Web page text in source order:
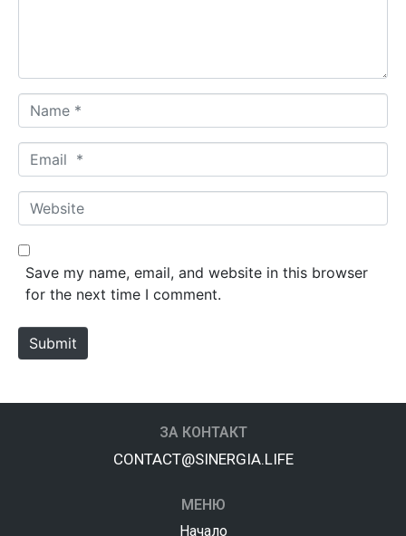
a
m
*
m
a
*
W
e
b
e
Save my name, email, and website in this browser
for the next time I comment.
Submit
ЗА КОНТАКТ
CONTACT@SINERGIA.LIFE
МЕНЮ
Начало